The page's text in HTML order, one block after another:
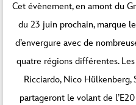
Cet évènement, en amont du
du 23 juin prochain, marque
d’envergure avec de
quatre régions différentes.
Ricciardo, Nico
partageront le volant de